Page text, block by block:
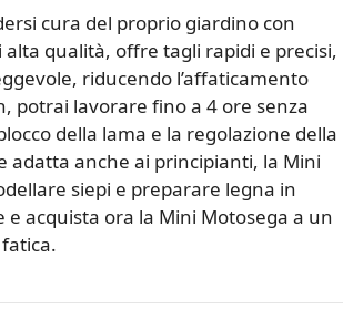
cura del proprio giardino con
qualità, offre tagli rapidi e precisi,
riducendo l’affaticamento
potrai lavorare fino a 4 ore senza
della lama e la regolazione della
adatta anche ai principianti, la Mini
siepi e preparare legna in
e acquista ora la Mini Motosega a un